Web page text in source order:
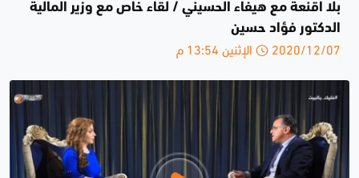
بلا اقنعة مع هيفاء الحسيني / لقاء خاص مع وزير المالية
الدكتور فؤاد حسين
2020/12/07 الإثنين 13:54 م